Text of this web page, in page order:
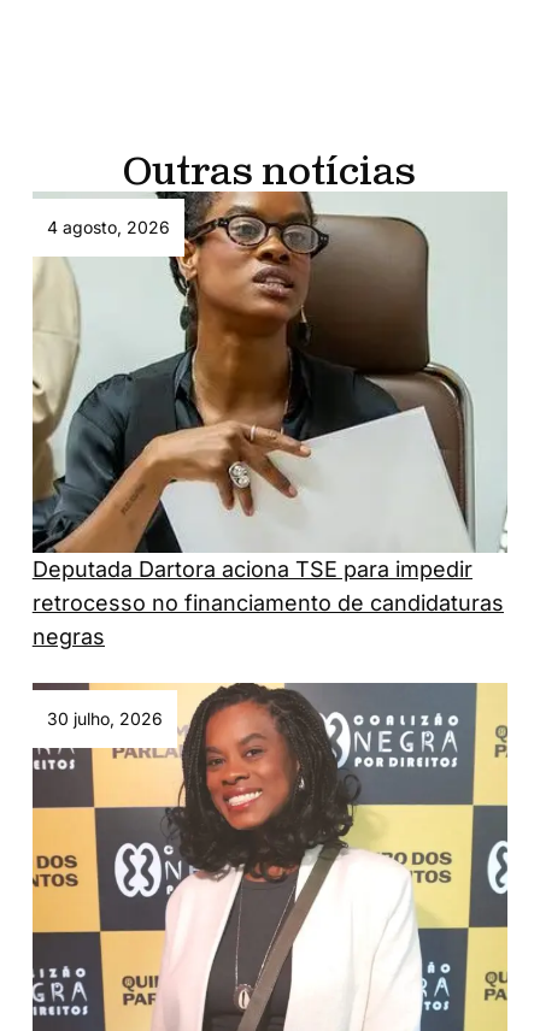
Outras notícias
4 agosto, 2026
Deputada Dartora aciona TSE para impedir
retrocesso no financiamento de candidaturas
negras
30 julho, 2026